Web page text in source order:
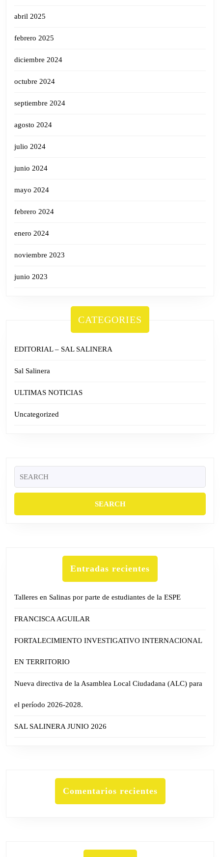
abril 2025
febrero 2025
diciembre 2024
octubre 2024
septiembre 2024
agosto 2024
julio 2024
junio 2024
mayo 2024
febrero 2024
enero 2024
noviembre 2023
junio 2023
CATEGORIES
EDITORIAL – SAL SALINERA
Sal Salinera
ULTIMAS NOTICIAS
Uncategorized
Entradas recientes
Talleres en Salinas por parte de estudiantes de la ESPE
FRANCISCA AGUILAR
FORTALECIMIENTO INVESTIGATIVO INTERNACIONAL
EN TERRITORIO
Nueva directiva de la Asamblea Local Ciudadana (ALC) para
el período 2026-2028.
SAL SALINERA JUNIO 2026
Comentarios recientes